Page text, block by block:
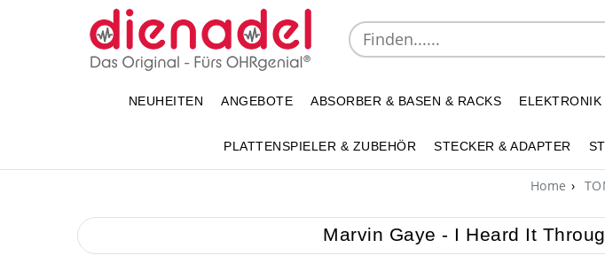
NEUHEITEN ANGEBOTE ABSORBER & BASEN & RACKS ELEKTRONIK
PLATTENSPIELER & ZUBEHÖR STECKER & ADAPTER
Home
Marvin Gaye - I Heard It